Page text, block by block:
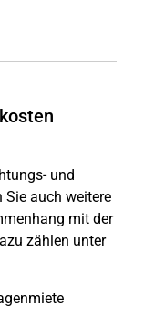
und
Sie auch weitere
mit der
zählen unter